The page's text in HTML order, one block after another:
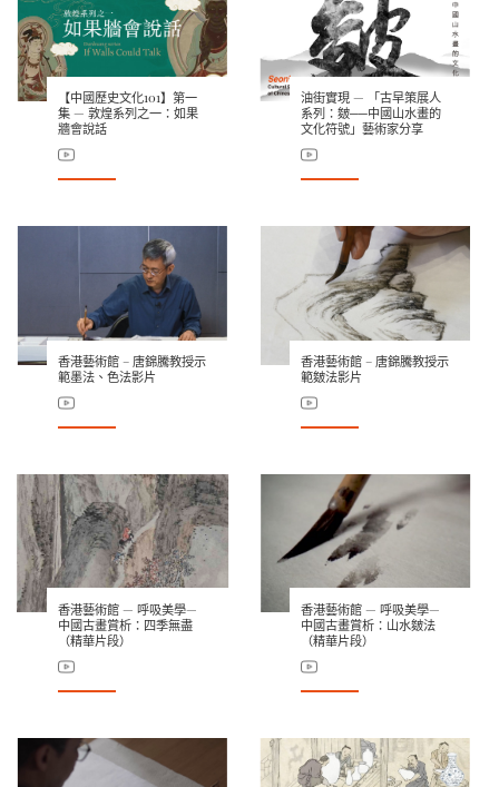
【中國歷史文化101】第一
集 — 敦煌系列之一：如果
牆會說話
油街實現 — 「古早策展人
系列：皴──中國山水畫的
文化符號」藝術家分享
香港藝術館 – 唐錦騰教授示
範墨法、色法影片
香港藝術館 – 唐錦騰教授示
範皴法影片
香港藝術館 — 呼吸美學—
中國古畫賞析：四季無盡
（精華片段）
香港藝術館 — 呼吸美學—
中國古畫賞析：山水皴法
（精華片段）